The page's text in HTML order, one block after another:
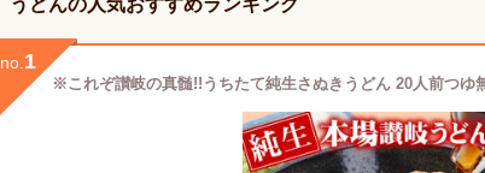
うどんの人気おすすめランキング
no. 1
※これぞ讃岐の真髄!!うちたて純生さぬきうどん 20人前つゆ